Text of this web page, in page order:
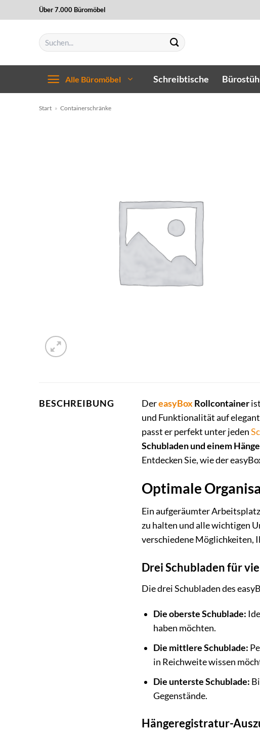
Inhalt
Über 7.000 Büromöbel
Suchen
nach:
Alle Büromöbel Schreibtische
Start » Containerschränke
BESCHREIBUNG DereasyBoxRollcontainer
und Funktionalität auf
passt er perfekt unter jeden
Schubladen und einem
Entdecken Sie, wie der
Optimale
Ein aufgeräumter
zu halten und alle wichtigen
verschiedene Möglichkeiten,
Drei Schubladen für
Die drei Schubladen des
Die oberste Schublade:
haben möchten.
Die mittlere Schublade:
in Reichweite wissen
Die unterste Schublade:
Gegenstände.
Hängeregistratur-